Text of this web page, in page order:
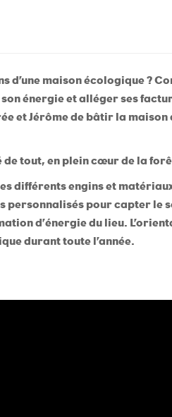
maison écologique ?
énergie et alléger ses
et Jérôme de bâtir la maison
de tout, en plein cœur de la
différents engins et
personnalisés pour capter le
d’énergie du lieu.
durant toute l’année.